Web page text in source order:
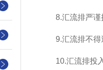
8.汇流排严谨
9.汇流排不得
10.汇流排投入